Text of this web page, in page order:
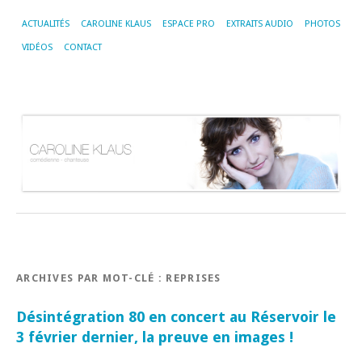
ACTUALITÉS CAROLINE KLAUS ESPACE PRO EXTRAITS AUDIO PHOTOS
VIDÉOS CONTACT
ARCHIVES PAR MOT-CLÉ : REPRISES
Désintégration 80 en concert au Réservoir le
3 février dernier, la preuve en images !